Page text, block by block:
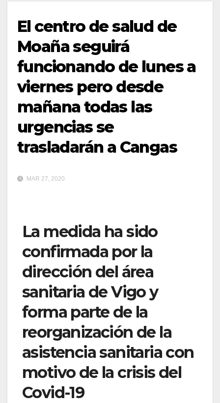
El centro de salud de
Moaña seguirá
funcionando de lunes a
viernes pero desde
mañana todas las
urgencias se
trasladarán a Cangas
MAR 27, 2020
La medida ha sido
confirmada por la
dirección del área
sanitaria de Vigo y
forma parte de la
reorganización de la
asistencia sanitaria con
motivo de la crisis del
Covid-19